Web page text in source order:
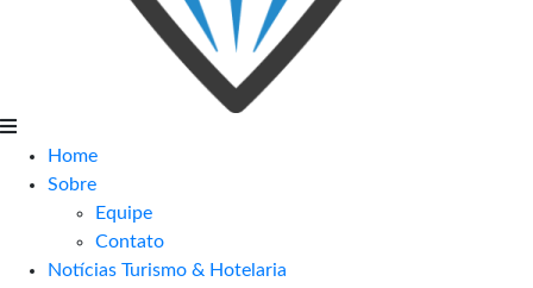
Home
Sobre
Equipe
Contato
Notícias Turismo & Hotelaria